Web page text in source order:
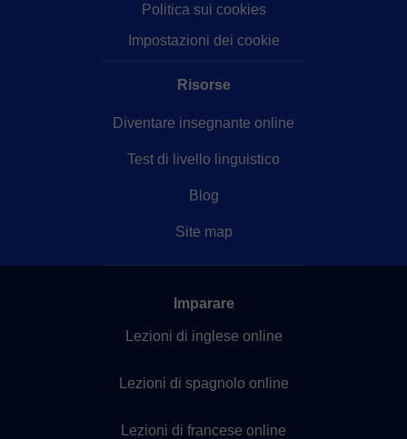
Politica sui cookies
Impostazioni dei cookie
Risorse
Diventare insegnante online
Test di livello linguistico
Blog
Site map
Imparare
Lezioni di inglese online
Lezioni di spagnolo online
Lezioni di francese online